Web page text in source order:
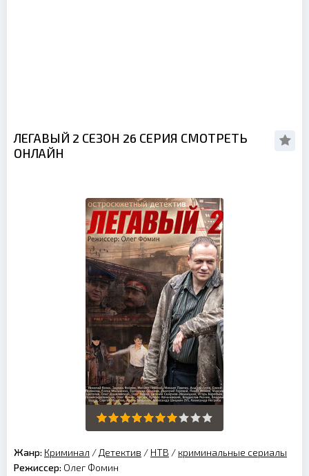
ЛЕГАВЫЙ 2 СЕЗОН 26 СЕРИЯ СМОТРЕТЬ
ОНЛАЙН
Жанр: Криминал / Детектив / НТВ / криминальные сериалы
Режиссер: Олег Фомин